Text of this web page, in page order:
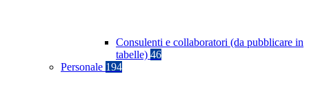
Consulenti e collaboratori (da pubblicare in
tabelle) 46
Personale 194